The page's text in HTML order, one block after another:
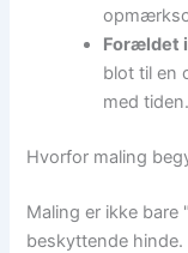
Forældet
blot til en
med tiden.
Hvorfor maling
Maling er ikke bare
beskyttende